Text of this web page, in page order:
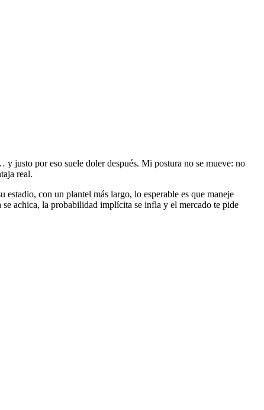
y justo por eso suele doler después. Mi postura no se mueve: no
real.
con un plantel más largo, lo esperable es que maneje
achica, la probabilidad implícita se infla y el mercado te pide